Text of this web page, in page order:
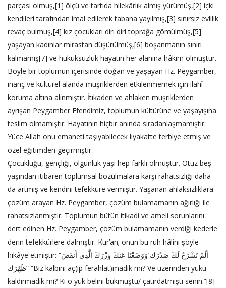
parçası olmuş,[1] ölçü ve tartıda hilekârlık almış yürümüş,[2] içki
kendileri tarafından imal edilerek tabana yayılmış,[3] sınırsız evlilik
revaç bulmuş,[4] kız çocukları diri diri toprağa gömülmüş,[5]
yaşayan kadınlar mirastan düşürülmüş,[6] boşanmanın sınırı
kalmamış[7] ve hukuksuzluk hayatın her alanına hâkim olmuştur.
Böyle bir toplumun içerisinde doğan ve yaşayan Hz. Peygamber,
inanç ve kültürel alanda müşriklerden etkilenmemek için ilahî
koruma altına alınmıştır. İtikaden ve ahlaken müşriklerden
ayrışan Peygamber Efendimiz, toplumun kültürüne ve yaşayışına
teslim olmamıştır. Hayatının hiçbir anında sıradanlaşmamıştır.
Yüce Allah onu emaneti taşıyabilecek liyakatte terbiye etmiş ve
özel eğitimden geçirmiştir.
Çocukluğu, gençliği, olgunluk yaşı hep farklı olmuştur. Otuz beş
yaşından itibaren toplumsal bozulmalara karşı rahatsızlığı daha
da artmış ve kendini tefekküre vermiştir. Yaşanan ahlaksızlıklara
çözüm arayan Hz. Peygamber, çözüm bulamamanın ağırlığı ile
rahatsızlanmıştır. Toplumun bütün itikadi ve ameli sorunlarını
dert edinen Hz. Peygamber, çözüm bulamamanın verdiği kederle
derin tefekkürlere dalmıştır. Kur’an; onun bu ruh hâlini şöyle
hikâye etmiştir: “أَلَمْ نَشْرَحْ لَكَ صَدْرَك َوَوَضَعْنَا عَنكَ وِزْرَكَ الَّذِي أَنقَضَ
ظَهْرَك” “Biz kalbini aç(ıp ferahlat)madık mı? Ve üzerinden yükü
kaldırmadık mı? Ki o yük belini bükmüştü/ çatırdatmıştı senin.”[8]